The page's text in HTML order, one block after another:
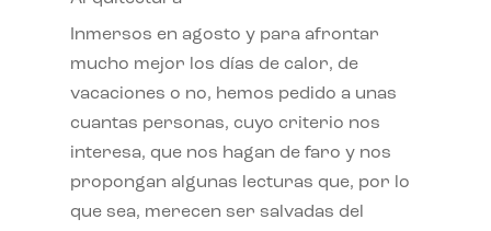
Inmersos en agosto y para afrontar
mucho mejor los días de calor, de
vacaciones o no, hemos pedido a unas
cuantas personas, cuyo criterio nos
interesa, que nos hagan de faro y nos
propongan algunas lecturas que, por lo
que sea, merecen ser salvadas del